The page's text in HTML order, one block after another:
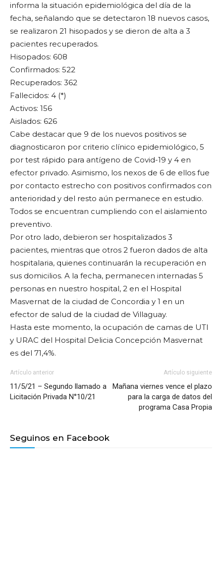
informa la situación epidemiológica del día de la
fecha, señalando que se detectaron 18 nuevos casos,
se realizaron 21 hisopados y se dieron de alta a 3
pacientes recuperados.
Hisopados: 608
Confirmados: 522
Recuperados: 362
Fallecidos: 4 (*)
Activos: 156
Aislados: 626
Cabe destacar que 9 de los nuevos positivos se
diagnosticaron por criterio clínico epidemiológico, 5
por test rápido para antígeno de Covid-19 y 4 en
efector privado. Asimismo, los nexos de 6 de ellos fue
por contacto estrecho con positivos confirmados con
anterioridad y del resto aún permanece en estudio.
Todos se encuentran cumpliendo con el aislamiento
preventivo.
Por otro lado, debieron ser hospitalizados 3
pacientes, mientras que otros 2 fueron dados de alta
hospitalaria, quienes continuarán la recuperación en
sus domicilios. A la fecha, permanecen internadas 5
personas en nuestro hospital, 2 en el Hospital
Masvernat de la ciudad de Concordia y 1 en un
efector de salud de la ciudad de Villaguay.
Hasta este momento, la ocupación de camas de UTI
y URAC del Hospital Delicia Concepción Masvernat
es del 71,4%.
Artículo anterior
11/5/21 – Segundo llamado a
Licitación Privada N°10/21
Artículo siguiente
Mañana viernes vence el plazo
para la carga de datos del
programa Casa Propia
Seguinos en Facebook